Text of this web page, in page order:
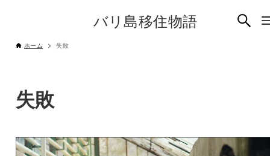
バリ島移住物語
ホーム 失敗
失敗